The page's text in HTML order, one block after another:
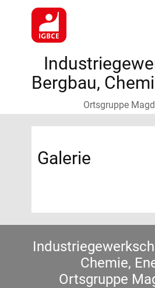
Bergbau,
Ortsgruppe
Galerie
Chemie,
Ortsgruppe